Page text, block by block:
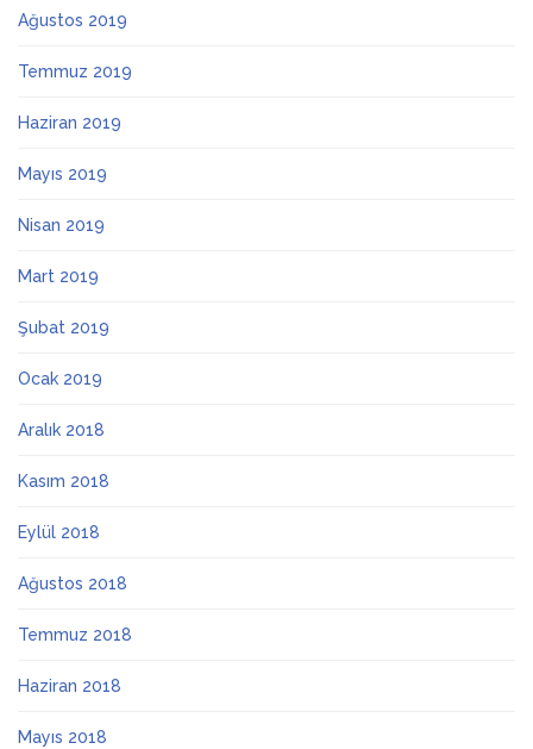
Ağustos 2019
Temmuz 2019
Haziran 2019
Mayıs 2019
Nisan 2019
Mart 2019
Şubat 2019
Ocak 2019
Aralık 2018
Kasım 2018
Eylül 2018
Ağustos 2018
Temmuz 2018
Haziran 2018
Mayıs 2018